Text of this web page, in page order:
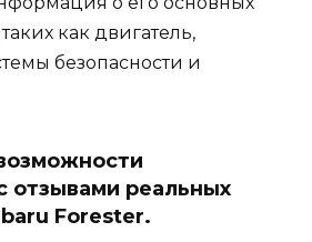
как двигатель,
безопасности и
отзывами реальных
Forester.